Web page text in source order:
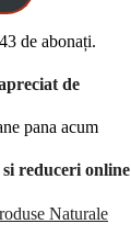
de abonați.
de
pana acum
reduceri online
Naturale